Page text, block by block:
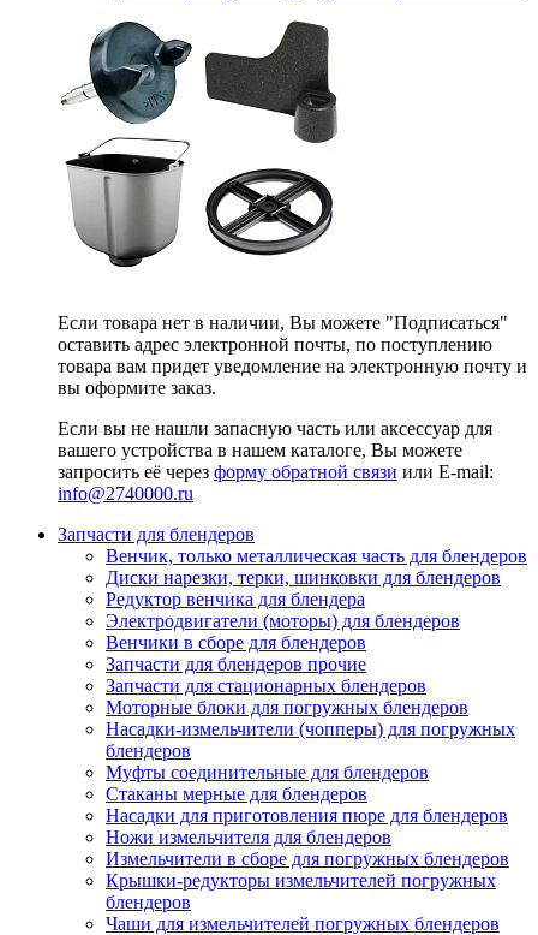
Если товара нет в наличии, Вы можете "Подписаться"
оставить адрес электронной почты, по поступлению
товара вам придет уведомление на электронную почту и
вы оформите заказ.
Если вы не нашли запасную часть или аксессуар для
вашего устройства в нашем каталоге, Вы можете
запросить её через форму обратной связи или E-mail:
info@2740000.ru
Запчасти для блендеров
Венчик, только металлическая часть для блендеров
Диски нарезки, терки, шинковки для блендеров
Редуктор венчика для блендера
Электродвигатели (моторы) для блендеров
Венчики в сборе для блендеров
Запчасти для блендеров прочие
Запчасти для стационарных блендеров
Моторные блоки для погружных блендеров
Насадки-измельчители (чопперы) для погружных
блендеров
Муфты соединительные для блендеров
Стаканы мерные для блендеров
Насадки для приготовления пюре для блендеров
Ножи измельчителя для блендеров
Измельчители в сборе для погружных блендеров
Крышки-редукторы измельчителей погружных
блендеров
Чаши для измельчителей погружных блендеров